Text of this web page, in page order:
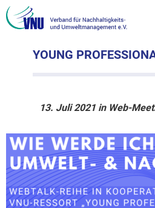
YOUNG
13. Juli 2021 in Web-